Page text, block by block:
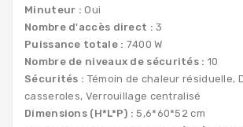
Minuteur : Oui
Nombre d'accès direct : 3
Puissance totale : 7400 W
Nombre de niveaux de sécurités : 10
Sécurités : Témoin de chaleur résiduelle,
casseroles, Verrouillage centralisé
Dimensions (H*L*P) : 5,6*60*52 cm